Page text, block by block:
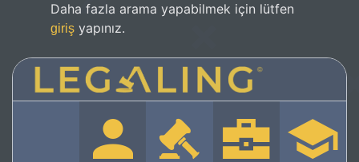
Daha fazla arama yapabilmek için lütfen
giriş yapınız.